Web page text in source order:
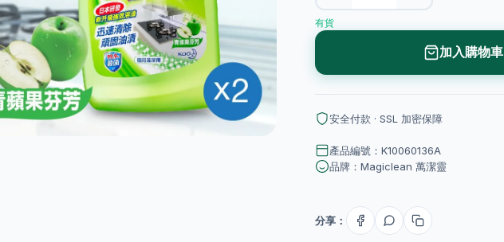
有貨
加入購物車
安全付款 · SSL 加密保障
產品編號：K10060136A
品牌：Magiclean 萬潔靈
分享：